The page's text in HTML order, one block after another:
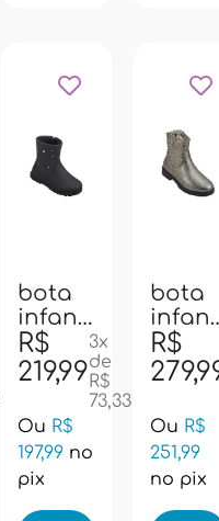
bota
infantil
pampili
141087
- preto
R$
219,99
3x
de
R$
73,33
Ou R$
197,99no
pix
21 22
bota
grafite
R$
Ou R$
251,99
no pix
37